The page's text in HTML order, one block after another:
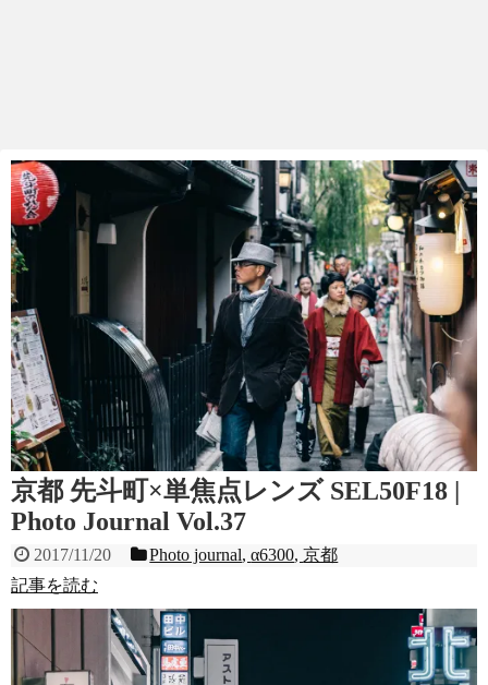
京都 先斗町×単焦点レンズ SEL50F18 |
Photo Journal Vol.37
2017/11/20 Photo journal,α6300,京都
記事を読む